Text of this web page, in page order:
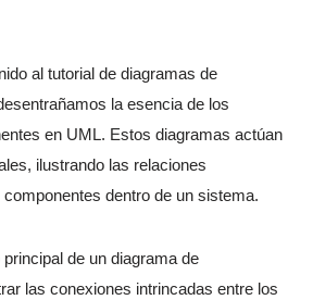
al tutorial de diagramas de
la esencia de los
en UML. Estos diagramas actúan
ilustrando las relaciones
dentro de un sistema.
principal de un diagrama de
las conexiones intrincadas entre los